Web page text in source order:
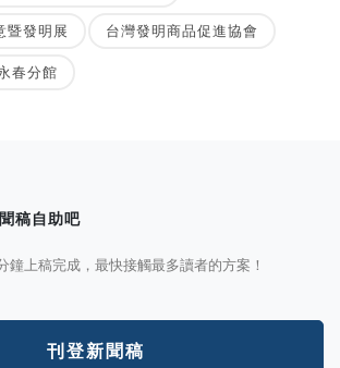
暨發明展 台灣發明商品促進協會
春分館
稿自助吧
鐘上稿完成，最快接觸最多讀者的方案！
刊登新聞稿